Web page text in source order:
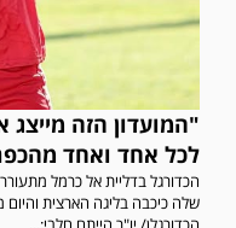
"המועדון הזה מייצג
לכל אחד ואחד
הכדורגל בדליית אל כרמל
שלה כיכבה בליגה הארצית